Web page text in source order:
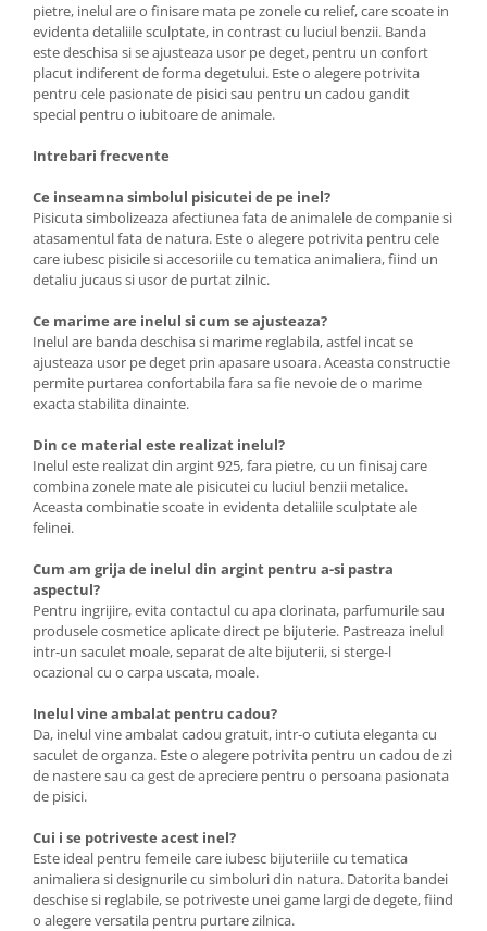
pietre, inelul are o finisare mata pe zonele cu relief, care scoate in
evidenta detaliile sculptate, in contrast cu luciul benzii. Banda
este deschisa si se ajusteaza usor pe deget, pentru un confort
placut indiferent de forma degetului. Este o alegere potrivita
pentru cele pasionate de pisici sau pentru un cadou gandit
special pentru o iubitoare de animale.
Intrebari frecvente
Ce inseamna simbolul pisicutei de pe inel?
Pisicuta simbolizeaza afectiunea fata de animalele de companie si
atasamentul fata de natura. Este o alegere potrivita pentru cele
care iubesc pisicile si accesoriile cu tematica animaliera, fiind un
detaliu jucaus si usor de purtat zilnic.
Ce marime are inelul si cum se ajusteaza?
Inelul are banda deschisa si marime reglabila, astfel incat se
ajusteaza usor pe deget prin apasare usoara. Aceasta constructie
permite purtarea confortabila fara sa fie nevoie de o marime
exacta stabilita dinainte.
Din ce material este realizat inelul?
Inelul este realizat din argint 925, fara pietre, cu un finisaj care
combina zonele mate ale pisicutei cu luciul benzii metalice.
Aceasta combinatie scoate in evidenta detaliile sculptate ale
felinei.
Cum am grija de inelul din argint pentru a-si pastra
aspectul?
Pentru ingrijire, evita contactul cu apa clorinata, parfumurile sau
produsele cosmetice aplicate direct pe bijuterie. Pastreaza inelul
intr-un saculet moale, separat de alte bijuterii, si sterge-l
ocazional cu o carpa uscata, moale.
Inelul vine ambalat pentru cadou?
Da, inelul vine ambalat cadou gratuit, intr-o cutiuta eleganta cu
saculet de organza. Este o alegere potrivita pentru un cadou de zi
de nastere sau ca gest de apreciere pentru o persoana pasionata
de pisici.
Cui i se potriveste acest inel?
Este ideal pentru femeile care iubesc bijuteriile cu tematica
animaliera si designurile cu simboluri din natura. Datorita bandei
deschise si reglabile, se potriveste unei game largi de degete, fiind
o alegere versatila pentru purtare zilnica.